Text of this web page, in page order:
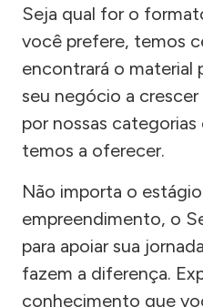
Seja qual for o
você prefere, temos
encontrará o material
seu negócio a
por nossas
temos a oferecer.
Não importa o
empreendimento, o
para apoiar sua
fazem a diferença.
conhecimento que